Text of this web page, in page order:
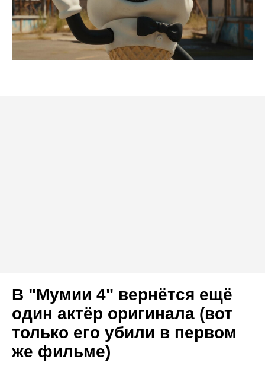
В "Мумии 4" вернётся ещё
один актёр оригинала (вот
только его убили в первом
же фильме)